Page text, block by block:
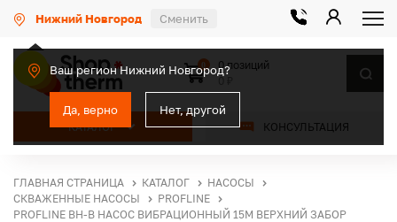
Нижний Новгород Сменить
Ваш регион Нижний Новгород?
Да, верно Нет, другой
КАТАЛОГ КОНСУЛЬТАЦИЯ
0
0 позиций
ГЛАВНАЯ СТРАНИЦА КАТАЛОГ
НАСОСЫ
СКВАЖЕННЫЕ НАСОСЫ
PROFLINE
PROFLINE BH-В НАСОС ВИБРАЦИОННЫЙ 15M ВЕРХНИЙ ЗАБОР